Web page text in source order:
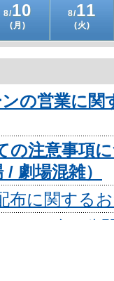
8/10
(月)
8/11
(火)
の営業に
の注意事項
劇場混雑）
布に関する
ターズ 」